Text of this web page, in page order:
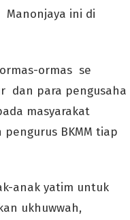
ini di
ormas se
dan para pengusaha
masyarakat
BKMM tiap
anak yatim untuk
ukhuwwah,